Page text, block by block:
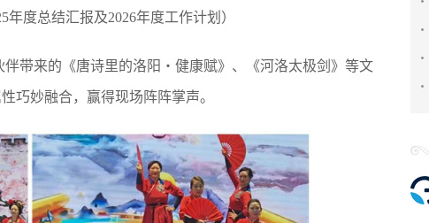
度总结汇报及2026年度工作计划）
带来的《唐诗里的洛阳・健康赋》、《河洛太极剑》等文
巧妙融合，赢得现场阵阵掌声。